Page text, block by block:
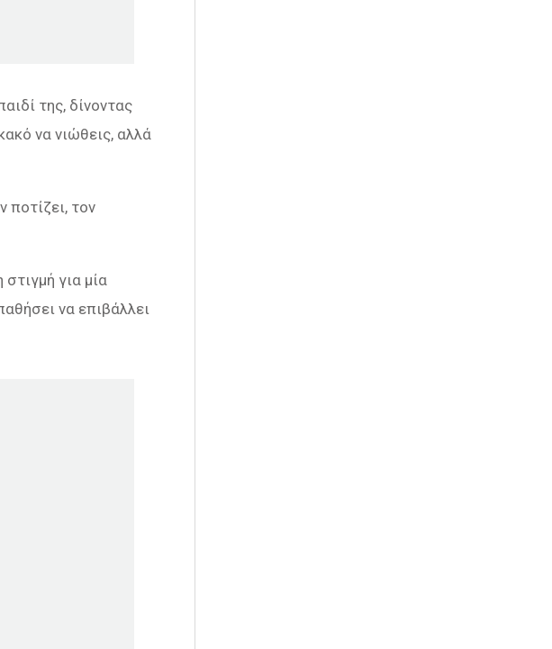
της, δίνοντας
να νιώθεις, αλλά
ποτίζει, τον
για μία
να επιβάλλει